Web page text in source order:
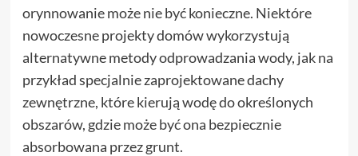
orynnowanie może nie być konieczne. Niektóre
nowoczesne projekty domów wykorzystują
alternatywne metody odprowadzania wody, jak na
przykład specjalnie zaprojektowane dachy
zewnętrzne, które kierują wodę do określonych
obszarów, gdzie może być ona bezpiecznie
absorbowana przez grunt.